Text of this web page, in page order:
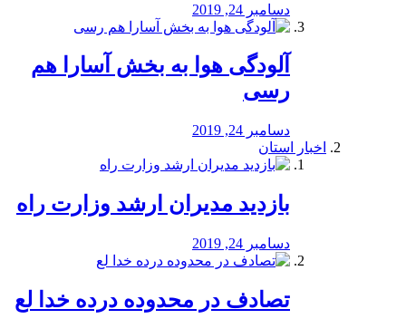
دسامبر 24, 2019
آلودگی هوا به بخش آسارا هم
رسی
دسامبر 24, 2019
اخبار استان
بازدید مدیران ارشد وزارت راه
دسامبر 24, 2019
تصادف در محدوده درده خدا لع